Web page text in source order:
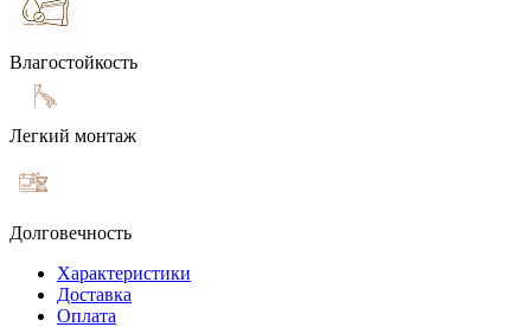
Влагостойкость
Легкий монтаж
Долговечность
Характеристики
Доставка
Оплата